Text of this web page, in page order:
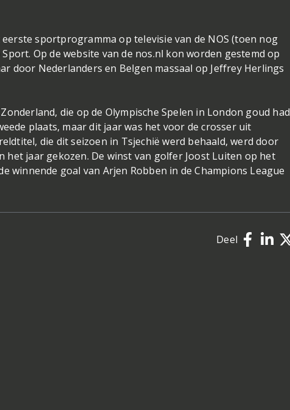
sportprogramma op televisie van de NOS (toen nog
Op de website van de nos.nl kon worden gestemd op
door Nederlanders en Belgen massaal op Jeffrey Herlings
die op de Olympische Spelen in London goud had
plaats, maar dit jaar was het voor de crosser uit
die dit seizoen in Tsjechië werd behaald, werd door
het jaar gekozen. De winst van golfer Joost Luiten op het
winnende goal van Arjen Robben in de Champions League
Deel